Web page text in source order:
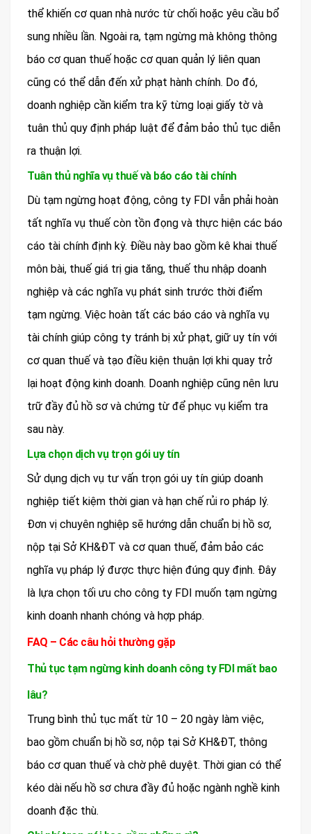
thể khiến cơ quan nhà nước từ chối hoặc yêu cầu bổ
sung nhiều lần. Ngoài ra, tạm ngừng mà không thông
báo cơ quan thuế hoặc cơ quan quản lý liên quan
cũng có thể dẫn đến xử phạt hành chính. Do đó,
doanh nghiệp cần kiểm tra kỹ từng loại giấy tờ và
tuân thủ quy định pháp luật để đảm bảo thủ tục diễn
ra thuận lợi.
Tuân thủ nghĩa vụ thuế và báo cáo tài chính
Dù tạm ngừng hoạt động, công ty FDI vẫn phải hoàn
tất nghĩa vụ thuế còn tồn đọng và thực hiện các báo
cáo tài chính định kỳ. Điều này bao gồm kê khai thuế
môn bài, thuế giá trị gia tăng, thuế thu nhập doanh
nghiệp và các nghĩa vụ phát sinh trước thời điểm
tạm ngừng. Việc hoàn tất các báo cáo và nghĩa vụ
tài chính giúp công ty tránh bị xử phạt, giữ uy tín với
cơ quan thuế và tạo điều kiện thuận lợi khi quay trở
lại hoạt động kinh doanh. Doanh nghiệp cũng nên lưu
trữ đầy đủ hồ sơ và chứng từ để phục vụ kiểm tra
sau này.
Lựa chọn dịch vụ trọn gói uy tín
Sử dụng dịch vụ tư vấn trọn gói uy tín giúp doanh
nghiệp tiết kiệm thời gian và hạn chế rủi ro pháp lý.
Đơn vị chuyên nghiệp sẽ hướng dẫn chuẩn bị hồ sơ,
nộp tại Sở KH&ĐT và cơ quan thuế, đảm bảo các
nghĩa vụ pháp lý được thực hiện đúng quy định. Đây
là lựa chọn tối ưu cho công ty FDI muốn tạm ngừng
kinh doanh nhanh chóng và hợp pháp.
FAQ – Các câu hỏi thường gặp
Thủ tục tạm ngừng kinh doanh công ty FDI mất bao
lâu?
Trung bình thủ tục mất từ 10 – 20 ngày làm việc,
bao gồm chuẩn bị hồ sơ, nộp tại Sở KH&ĐT, thông
báo cơ quan thuế và chờ phê duyệt. Thời gian có thể
kéo dài nếu hồ sơ chưa đầy đủ hoặc ngành nghề kinh
doanh đặc thù.